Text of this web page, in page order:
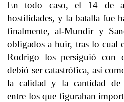
En todo caso, el 14 de
hostilidades, y la batalla fue
finalmente, al-Mundir y
obligados a huir, tras lo cual
Rodrigo los persiguió con
debió ser catastrófica, así
la calidad y la cantidad de
entre los que figuraban